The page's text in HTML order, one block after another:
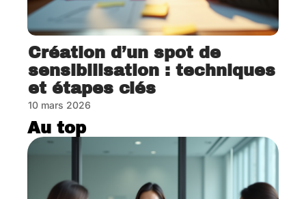
Création d’un spot de
sensibilisation : techniques
et étapes clés
10 mars 2026
Au top